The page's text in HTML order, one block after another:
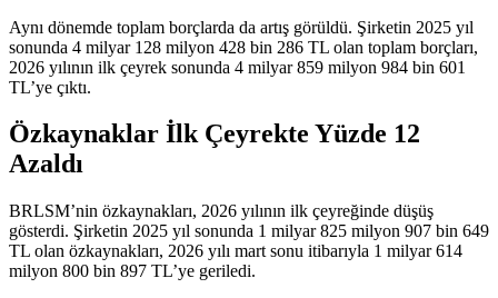
Aynı dönemde toplam borçlarda da artış görüldü. Şirketin 2025 yıl
sonunda 4 milyar 128 milyon 428 bin 286 TL olan toplam borçları,
2026 yılının ilk çeyrek sonunda 4 milyar 859 milyon 984 bin 601
TL’ye çıktı.
Özkaynaklar İlk Çeyrekte Yüzde 12
Azaldı
BRLSM’nin özkaynakları, 2026 yılının ilk çeyreğinde düşüş
gösterdi. Şirketin 2025 yıl sonunda 1 milyar 825 milyon 907 bin 649
TL olan özkaynakları, 2026 yılı mart sonu itibarıyla 1 milyar 614
milyon 800 bin 897 TL’ye geriledi.